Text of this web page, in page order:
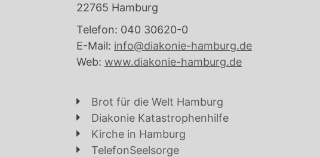
22765 Hamburg
Telefon: 040 30620-0
E-Mail: info@diakonie-hamburg.de
Web: www.diakonie-hamburg.de
Brot für die Welt Hamburg
Diakonie Katastrophenhilfe
Kirche in Hamburg
TelefonSeelsorge